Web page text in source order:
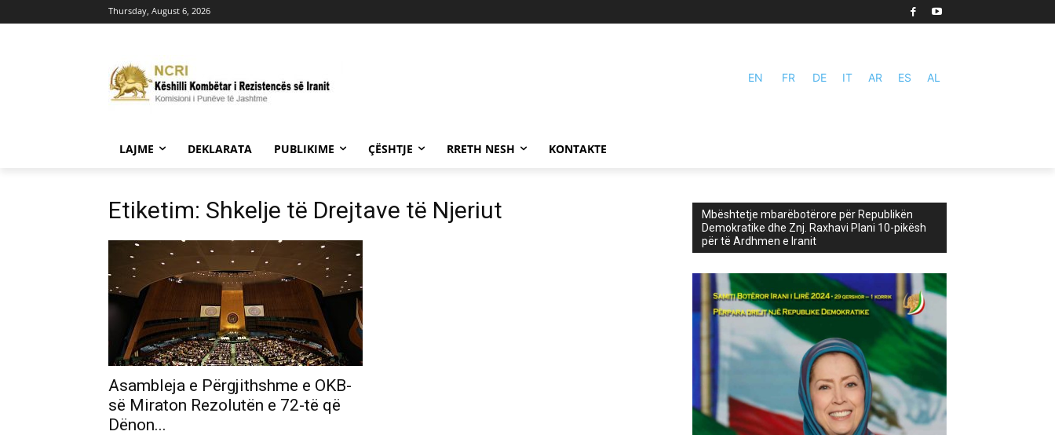
Thursday, August 6, 2026
EN FR DE IT AR ES AL
LAJME DEKLARATA PUBLIKIME ÇËSHTJE RRETH NESH KONTAKTE
Etiketim: Shkelje të Drejtave të Njeriut
Asambleja e Përgjithshme e OKB-
së Miraton Rezolutën e 72-të që
Dënon...
Mbështetje mbarëbotërore për Republikën
Demokratike dhe Znj. Raxhavi Plani 10-pikësh
për të Ardhmen e Iranit